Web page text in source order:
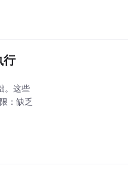
行
。这些
：缺乏